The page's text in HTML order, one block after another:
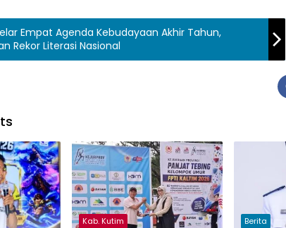
Empat Agenda Kebudayaan Akhir Tahun,
Rekor Literasi Nasional
Kab. Kutim Berita